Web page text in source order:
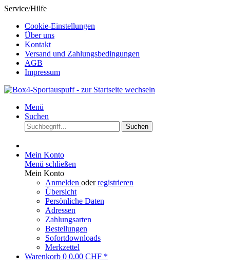
Service/Hilfe
Cookie-Einstellungen
Über uns
Kontakt
Versand und Zahlungsbedingungen
AGB
Impressum
Menü
Suchen
Suchen
Mein Konto
Menü schließen
Mein Konto
Anmelden oderregistrieren
Übersicht
Persönliche Daten
Adressen
Zahlungsarten
Bestellungen
Sofortdownloads
Merkzettel
Warenkorb 0 0.00 CHF *